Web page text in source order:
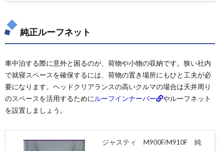
純正ルーフネット
車中泊する際に意外と困るのが、荷物や小物の収納です。狭い社内
で就寝スペースを確保するには、荷物の置き場所にもひと工夫が必
要になります。ヘッドクリアランスの高いクルマの場合は天井周り
のスペースを活用するために ルーフインナーバー
やルーフネット
を設置しましょう。
ジャスティ M900F/M910F 純